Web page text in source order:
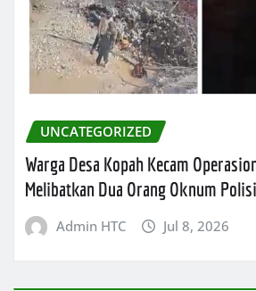
UNCATEGORIZED
Warga Desa Kopah Kecam
Melibatkan Dua Orang Oknum Polisi
Admin HTC Jul 8, 2026